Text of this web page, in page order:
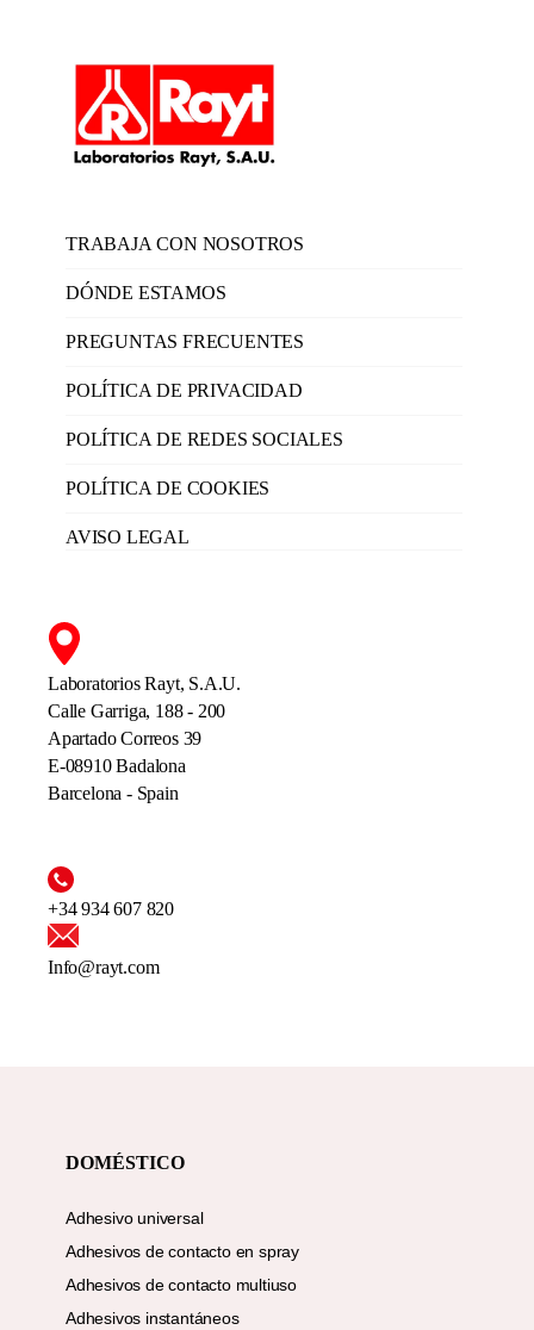
TRABAJA CON NOSOTROS
DÓNDE ESTAMOS
PREGUNTAS FRECUENTES
POLÍTICA DE PRIVACIDAD
POLÍTICA DE REDES SOCIALES
POLÍTICA DE COOKIES
AVISO LEGAL
Laboratorios Rayt, S.A.U.
Calle Garriga, 188 - 200
Apartado Correos 39
E-08910 Badalona
Barcelona - Spain
+34 934 607 820
Info@rayt.com
DOMÉSTICO
Adhesivo universal
Adhesivos de contacto en spray
Adhesivos de contacto multiuso
Adhesivos instantáneos